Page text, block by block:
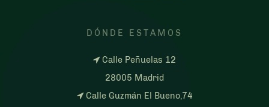
DÓNDE ESTAMOS
Calle Peñuelas 12
28005 Madrid
Calle Guzmán El Bueno,74